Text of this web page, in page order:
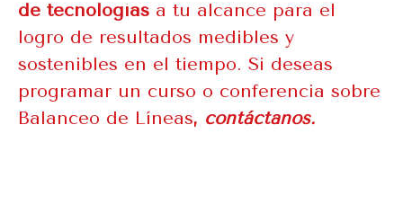
de tecnologías a tu alcance para el
logro de resultados medibles y
sostenibles en el tiempo. Si deseas
programar un curso o conferencia sobre
Balanceo de Líneas, contáctanos.